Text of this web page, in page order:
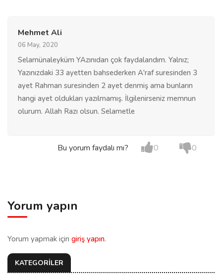
Mehmet Ali
06 May, 2020
Selamünaleyküm YAzınıdan çok faydalandım. Yalnız;
Yazınızdaki 33 ayetten bahsederken A'raf suresinden 3
ayet Rahman suresinden 2 ayet denmiş ama bunların
hangi ayet oldukları yazılmamış. İlgilenirseniz memnun
olurum. Allah Razı olsun. Selametle
Bu yorum faydalı mı? 0 0
Yorum yapın
Yorum yapmak için giriş yapın.
KATEGORİLER